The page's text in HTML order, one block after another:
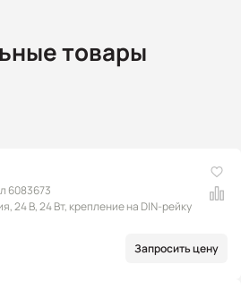
товары
6083673
24 В, 24 Вт, крепление на DIN-рейку
Запросить цену